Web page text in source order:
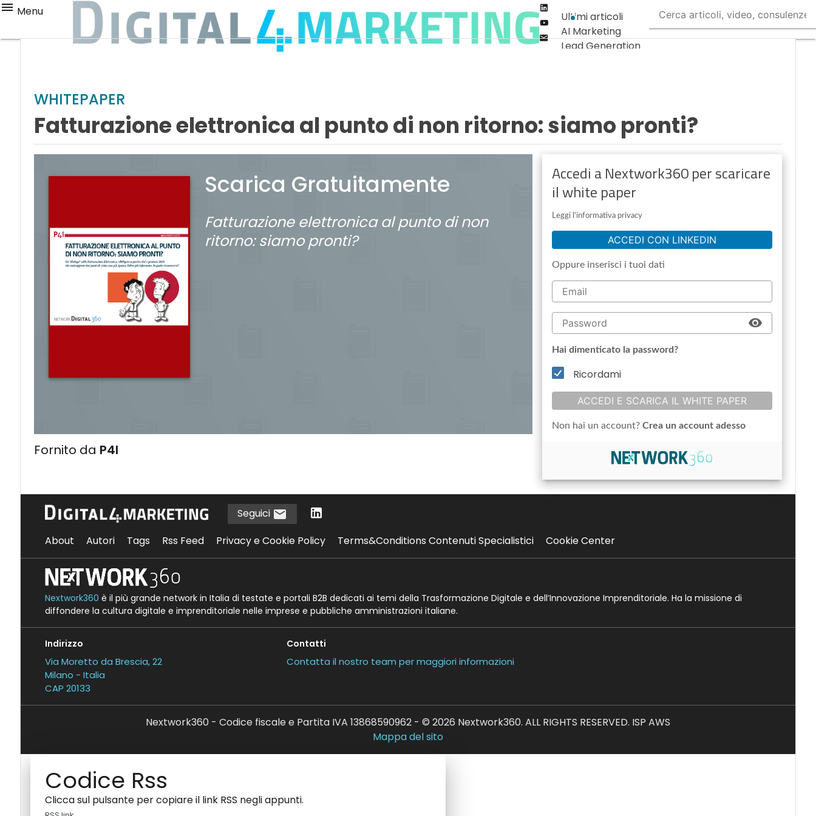
Menu
Youtube-
play
Email
Ultimi articoli
AI Marketing
Lead Generation
WHITEPAPER
Fatturazione elettronica al punto di non ritorno: siamo pronti?
Scarica Gratuitamente
Fatturazione elettronica al punto di non
ritorno: siamo pronti?
Fornito da P4I
Accedi a Nextwork360 per scaricare
il white paper
Leggi l'informativa privacy
ACCEDI CON LINKEDIN
Oppure inserisci i tuoi dati
Hai dimenticato la password?
Ricordami
ACCEDI E SCARICA IL WHITE PAPER
Non hai un account?Crea un account adesso
Seguici
About
Autori Tags Rss Feed Privacy e Cookie Policy Terms&Conditions Contenuti Specialistici Cookie Center
Nextwork360 è il più grande network in Italia di testate e portali B2B dedicati ai temi della Trasformazione Digitale e dell’Innovazione Imprenditoriale. Ha la missione di
diffondere la cultura digitale e imprenditoriale nelle imprese e pubbliche amministrazioni italiane.
Indirizzo
Via Moretto da Brescia, 22
Milano - Italia
CAP 20133
Contatti
Contatta il nostro team per maggiori informazioni
Nextwork360 - Codice fiscale e Partita IVA 13868590962 - © 2026 Nextwork360. ALL RIGHTS RESERVED. ISP AWS
Mappa del sito
Codice Rss
Clicca sul pulsante per copiare il link RSS negli appunti.